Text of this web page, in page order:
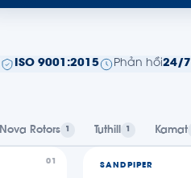
ISO 9001:2015 Phản hồi24/7
Nova Rotors 1 Tuthill 1 Kamat
01 SANDPIPER